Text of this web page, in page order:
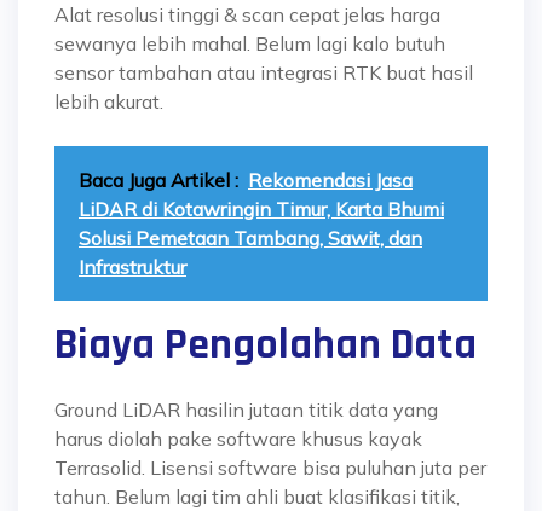
Alat resolusi tinggi & scan cepat jelas harga
sewanya lebih mahal. Belum lagi kalo butuh
sensor tambahan atau integrasi RTK buat hasil
lebih akurat.
Baca Juga Artikel : Rekomendasi Jasa
LiDAR di Kotawringin Timur, Karta Bhumi
Solusi Pemetaan Tambang, Sawit, dan
Infrastruktur
Biaya Pengolahan Data
Ground LiDAR hasilin jutaan titik data yang
harus diolah pake software khusus kayak
Terrasolid. Lisensi software bisa puluhan juta per
tahun. Belum lagi tim ahli buat klasifikasi titik,